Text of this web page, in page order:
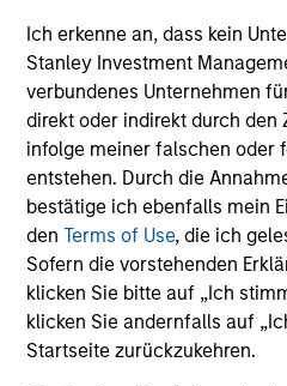
Ich erkenne an, dass kein
Stanley Investment
verbundenes Unternehmen
direkt oder indirekt durch
infolge meiner falschen oder
entstehen. Durch die
bestätige ich ebenfalls mein
denTerms of Use, die ich
Sofern die vorstehenden
klicken Sie bitte auf „Ich
klicken Sie andernfalls auf
Startseite zurückzukehren.
becoming a constraint
and returns on capital.
Video: Mexico's
Opportunity
14-MAI-2026
Despite all the rhetoric
Washington, Mexico’s
States reached record